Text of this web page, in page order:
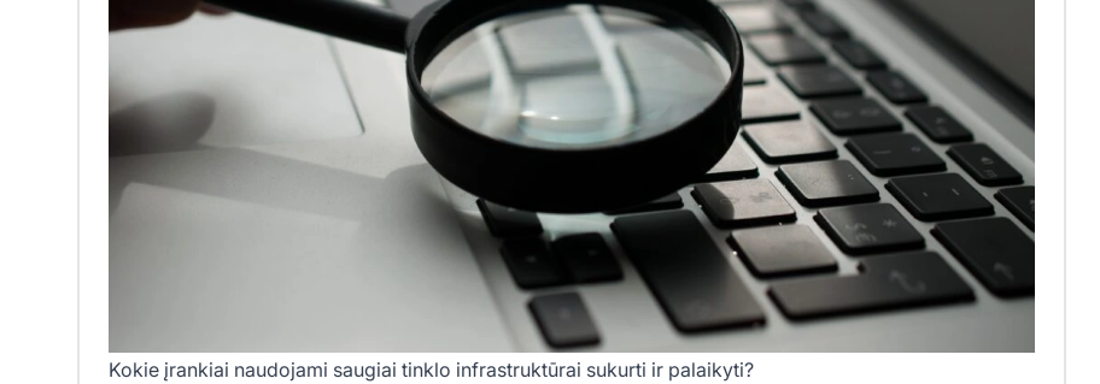
Kokie įrankiai naudojami saugiai tinklo infrastruktūrai sukurti ir palaikyti?